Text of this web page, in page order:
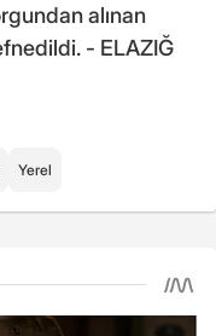
alınan
- ELAZIĞ
Yerel